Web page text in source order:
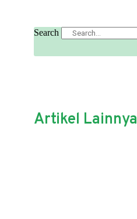
Search
Artikel Lainnya